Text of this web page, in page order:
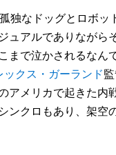
独なドッグとロボッ
ュアルでありながら
まで泣かされるなん
ックス・ガーランド
アメリカで起きた内
ンクロもあり、架空